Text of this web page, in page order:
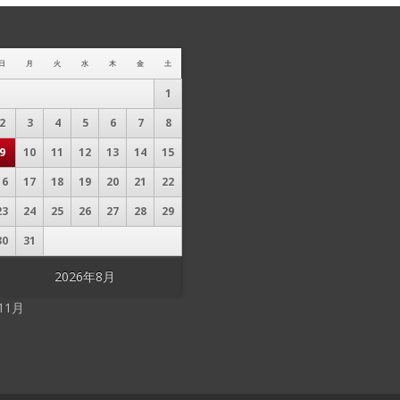
2026年8月
日 月 火 水 木 金 土
1
2
3 4 5 6 7
8
10 11 12 13 14
15
17 18 19 20 21
22
24 25 26 27 28
29
31
月